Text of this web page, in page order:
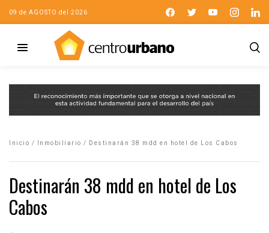
09 de AGOSTO del 2026
Inicio / Inmobiliario / Destinarán 38 mdd en hotel de Los Cabos
Destinarán 38 mdd en hotel de Los
Cabos